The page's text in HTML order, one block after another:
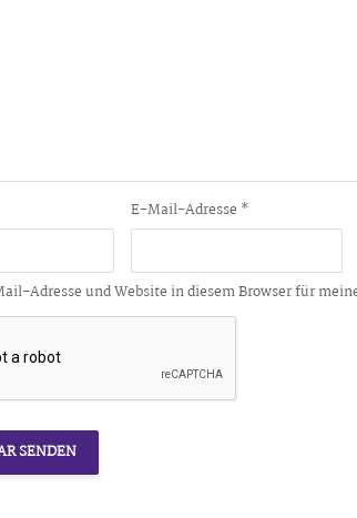
E-Mail-Adresse *
Adresse und Website in diesem Browser für